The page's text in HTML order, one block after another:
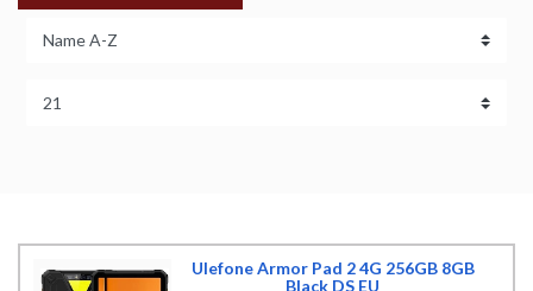
Ulefone Armor Pad 2 4G 256GB 8GB
Black DS EU